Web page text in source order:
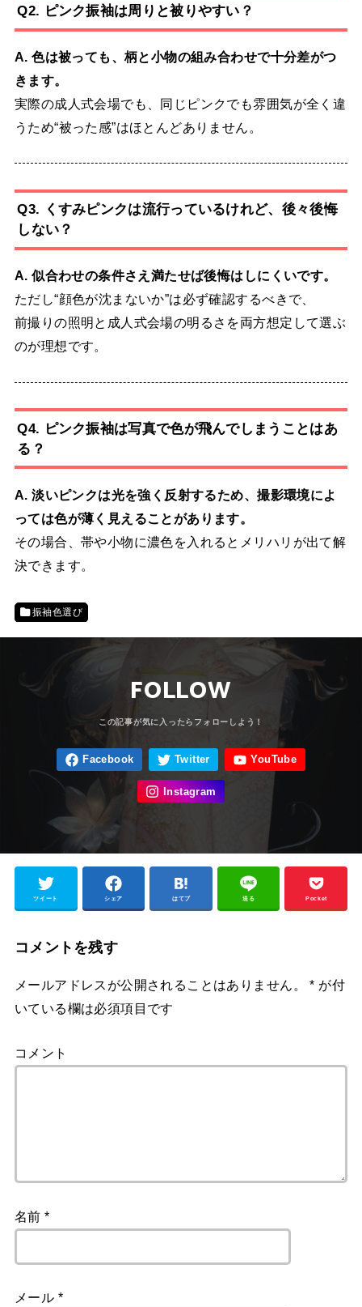
Q2. ピンク振袖は周りと被りやすい？
A. 色は被っても、柄と小物の組み合わせで十分差がつ
きます。
実際の成人式会場でも、同じピンクでも雰囲気が全く違
うため“被った感”はほとんどありません。
Q3. くすみピンクは流行っているけれど、後々後悔
しない？
A. 似合わせの条件さえ満たせば後悔はしにくいです。
ただし“顔色が沈まないか”は必ず確認するべきで、
前撮りの照明と成人式会場の明るさを両方想定して選ぶ
のが理想です。
Q4. ピンク振袖は写真で色が飛んでしまうことはあ
る？
A. 淡いピンクは光を強く反射するため、撮影環境によ
っては色が薄く見えることがあります。
その場合、帯や小物に濃色を入れるとメリハリが出て解
決できます。
振袖色選び
FOLLOW
ツイート シェア はてブ 送る Pocket
コメントを残す
メールアドレスが公開されることはありません。 * が付
いている欄は必須項目です
コメント
名前*
メール *